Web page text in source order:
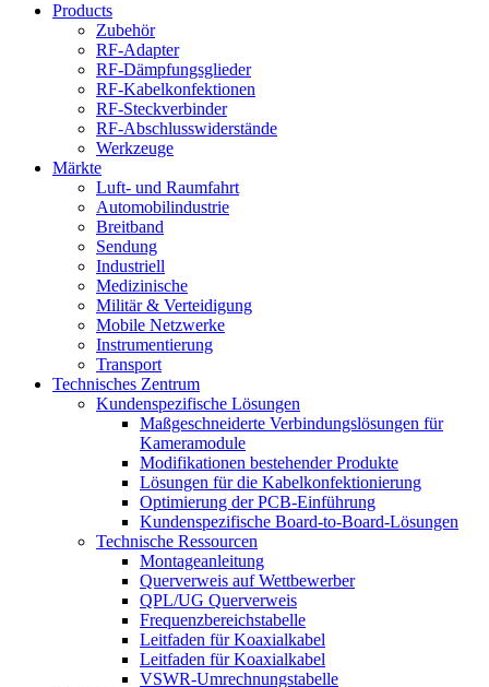
Products
Zubehör
RF-Adapter
RF-Dämpfungsglieder
RF-Kabelkonfektionen
RF-Steckverbinder
RF-Abschlusswiderstände
Werkzeuge
Märkte
Luft- und Raumfahrt
Automobilindustrie
Breitband
Sendung
Industriell
Medizinische
Militär & Verteidigung
Mobile Netzwerke
Instrumentierung
Transport
Technisches Zentrum
Kundenspezifische Lösungen
Maßgeschneiderte Verbindungslösungen für
Kameramodule
Modifikationen bestehender Produkte
Lösungen für die Kabelkonfektionierung
Optimierung der PCB-Einführung
Kundenspezifische Board-to-Board-Lösungen
Technische Ressourcen
Montageanleitung
Querverweis auf Wettbewerber
QPL/UG Querverweis
Frequenzbereichstabelle
Leitfaden für Koaxialkabel
Leitfaden für Koaxialkabel
VSWR-Umrechnungstabelle